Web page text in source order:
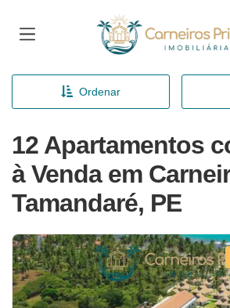
Página inicial
Ordenar
12 Apartamentos
à Venda em
Tamandaré, PE